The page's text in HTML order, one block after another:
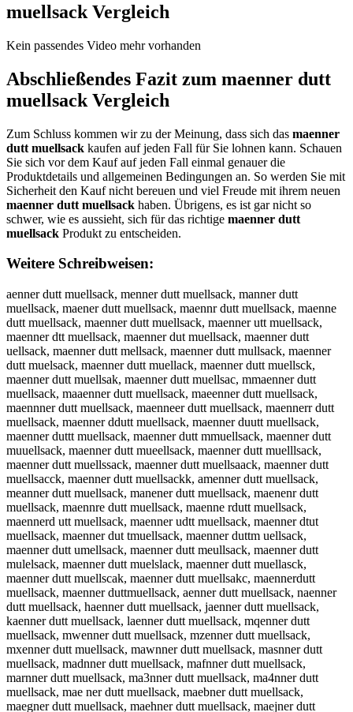
muellsack Vergleich
Kein passendes Video mehr vorhanden
Abschließendes Fazit zum maenner dutt
muellsack Vergleich
Zum Schluss kommen wir zu der Meinung, dass sich das maenner
dutt muellsack kaufen auf jeden Fall für Sie lohnen kann. Schauen
Sie sich vor dem Kauf auf jeden Fall einmal genauer die
Produktdetails und allgemeinen Bedingungen an. So werden Sie mit
Sicherheit den Kauf nicht bereuen und viel Freude mit ihrem neuen
maenner dutt muellsack haben. Übrigens, es ist gar nicht so
schwer, wie es aussieht, sich für das richtige maenner dutt
muellsack Produkt zu entscheiden.
Weitere Schreibweisen:
aenner dutt muellsack, menner dutt muellsack, manner dutt
muellsack, maener dutt muellsack, maennr dutt muellsack, maenne
dutt muellsack, maenner dutt muellsack, maenner utt muellsack,
maenner dtt muellsack, maenner dut muellsack, maenner dutt
uellsack, maenner dutt mellsack, maenner dutt mullsack, maenner
dutt muelsack, maenner dutt muellack, maenner dutt muellsck,
maenner dutt muellsak, maenner dutt muellsac, mmaenner dutt
muellsack, maaenner dutt muellsack, maeenner dutt muellsack,
maennner dutt muellsack, maenneer dutt muellsack, maennerr dutt
muellsack, maenner ddutt muellsack, maenner duutt muellsack,
maenner duttt muellsack, maenner dutt mmuellsack, maenner dutt
muuellsack, maenner dutt mueellsack, maenner dutt muelllsack,
maenner dutt muellssack, maenner dutt muellsaack, maenner dutt
muellsacck, maenner dutt muellsackk, amenner dutt muellsack,
meanner dutt muellsack, manener dutt muellsack, maenenr dutt
muellsack, maennre dutt muellsack, maenne rdutt muellsack,
maennerd utt muellsack, maenner udtt muellsack, maenner dtut
muellsack, maenner dut tmuellsack, maenner duttm uellsack,
maenner dutt umellsack, maenner dutt meullsack, maenner dutt
mulelsack, maenner dutt muelslack, maenner dutt muellasck,
maenner dutt muellscak, maenner dutt muellsakc, maennerdutt
muellsack, maenner duttmuellsack, aenner dutt muellsack, naenner
dutt muellsack, haenner dutt muellsack, jaenner dutt muellsack,
kaenner dutt muellsack, laenner dutt muellsack, mqenner dutt
muellsack, mwenner dutt muellsack, mzenner dutt muellsack,
mxenner dutt muellsack, mawnner dutt muellsack, masnner dutt
muellsack, madnner dutt muellsack, mafnner dutt muellsack,
marnner dutt muellsack, ma3nner dutt muellsack, ma4nner dutt
muellsack, mae ner dutt muellsack, maebner dutt muellsack,
maegner dutt muellsack, maehner dutt muellsack, maejner dutt